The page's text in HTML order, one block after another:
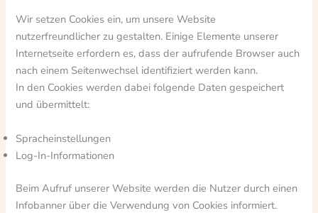
Wir setzen Cookies ein, um unsere Website
nutzerfreundlicher zu gestalten. Einige Elemente unserer
Internetseite erfordern es, dass der aufrufende Browser auch
nach einem Seitenwechsel identifiziert werden kann.
In den Cookies werden dabei folgende Daten gespeichert
und übermittelt:
Spracheinstellungen
Log-In-Informationen
Beim Aufruf unserer Website werden die Nutzer durch einen
Infobanner über die Verwendung von Cookies informiert.